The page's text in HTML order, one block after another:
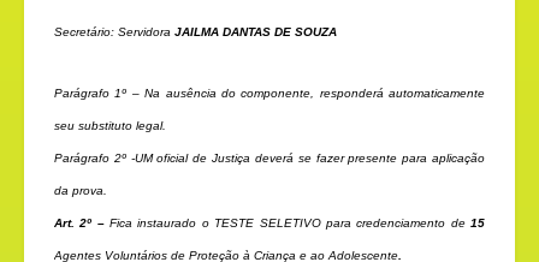
Secretário: Servidora JAILMA DANTAS DE SOUZA
Parágrafo 1º – Na ausência do componente, responderá automaticamente
seu substituto legal.
Parágrafo 2º -UM oficial de Justiça deverá se fazer presente para aplicação
da prova.
Art. 2º –Fica instaurado o TESTE SELETIVO para credenciamento de15
Agentes Voluntários de Proteção à Criança e ao Adolescente.